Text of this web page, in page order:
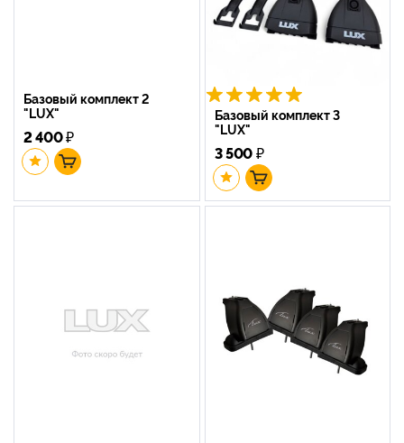
Базовый комплект 2
"LUX"
2 400₽
Базовый комплект 3
"LUX"
3 500₽